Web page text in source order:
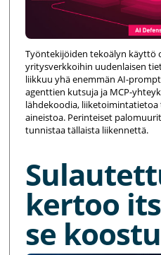
Työntekijöiden tekoälyn käyttö
yritysverkkoihin uudenlaisen
liikkuu yhä enemmän AI-
agenttien kutsuja ja MCP-
lähdekoodia,
aineistoa. Perinteiset
tunnistaa tällaista liikennettä.
kertoo
se